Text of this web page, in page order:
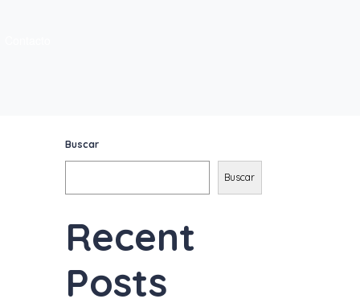
Buscar
Buscar
Recent
Posts